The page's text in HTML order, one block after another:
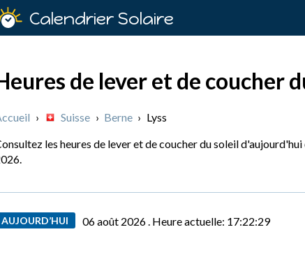
Calendrier Solaire
de lever et de coucher
› Suisse › Berne › Lyss
les heures de lever et de coucher du soleil
AUJOURD’HUI 06 août 2026 . Heure actuelle: 17:22:30